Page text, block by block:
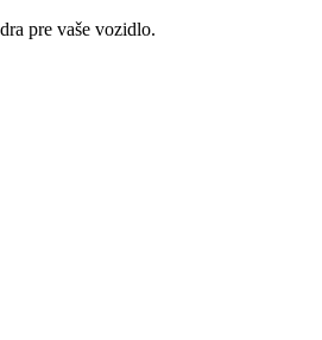
pre vaše vozidlo.